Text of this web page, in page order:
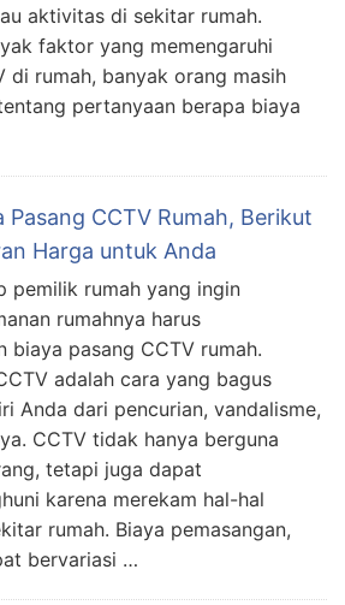
aktivitas di sekitar rumah.
faktor yang memengaruhi
di rumah, banyak orang masih
pertanyaan berapa biaya
Pasang CCTV Rumah, Berikut
Harga untuk Anda
pemilik rumah yang ingin
rumahnya harus
biaya pasang CCTV rumah.
adalah cara yang bagus
Anda dari pencurian, vandalisme,
CCTV tidak hanya berguna
tetapi juga dapat
karena merekam hal-hal
rumah. Biaya pemasangan,
bervariasi …